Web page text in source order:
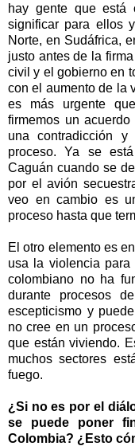
hay gente que está
significar para ellos
Norte, en Sudáfrica,
justo antes de la
civil y el gobierno en
con el aumento de la
es más urgente
firmemos un
una contradicción
proceso. Ya se
Caguán cuando se
por el avión
veo en cambio es
proceso hasta que
El otro elemento es
usa la violencia
colombiano no ha
durante procesos
escepticismo y
no cree en un
que están viviendo.
muchos sectores
fuego.
¿Si no es por el
se puede poner
Colombia? ¿Esto